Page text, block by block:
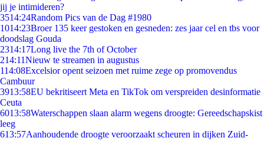
jij je intimideren?
3514:24Random Pics van de Dag #1980
1014:23Broer 135 keer gestoken en gesneden: zes jaar cel en tbs voor
doodslag Gouda
2314:17Long live the 7th of October
214:11Nieuw te streamen in augustus
114:08Excelsior opent seizoen met ruime zege op promovendus
Cambuur
3913:58EU bekritiseert Meta en TikTok om verspreiden desinformatie
Ceuta
6013:58Waterschappen slaan alarm wegens droogte: Gereedschapskist
leeg
613:57Aanhoudende droogte veroorzaakt scheuren in dijken Zuid-